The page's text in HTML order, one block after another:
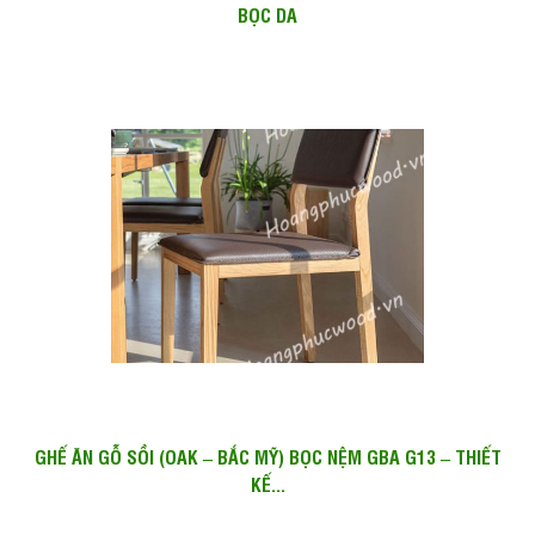
BỌC DA
GHẾ ĂN GỖ SỒI (OAK – BẮC MỸ) BỌC NỆM GBA G13 – THIẾT
KẾ...